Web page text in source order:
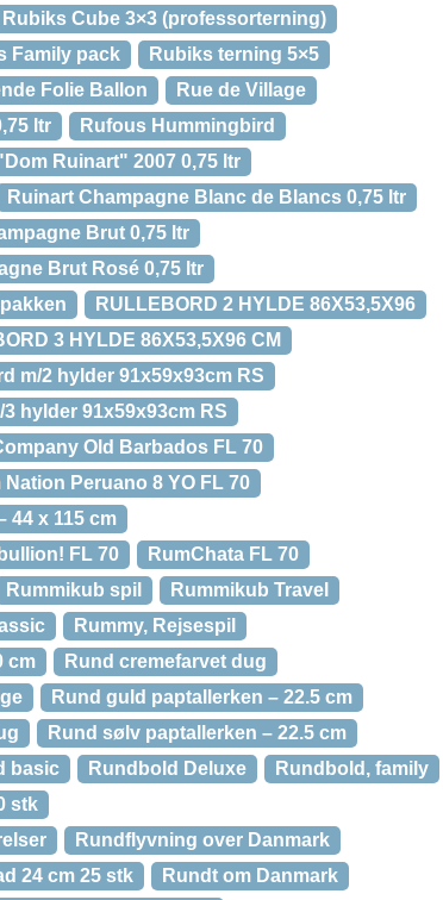
Rubiks Cube 3×3 (professorterning)
Family pack
Rubiks terning 5×5
Folie Ballon
Rue de Village
ltr
Rufous Hummingbird
Ruinart" 2007 0,75 ltr
Ruinart Champagne Blanc de Blancs 0,75 ltr
Brut 0,75 ltr
Brut Rosé 0,75 ltr
RULLEBORD 2 HYLDE 86X53,5X96
3 HYLDE 86X53,5X96 CM
m/2 hylder 91x59x93cm RS
hylder 91x59x93cm RS
Old Barbados FL 70
Nation Peruano 8 YO FL 70
44 x 115 cm
FL 70
RumChata FL 70
Rummikub spil
Rummikub Travel
Rummy, Rejsespil
cm
Rund cremefarvet dug
Rund guld paptallerken – 22.5 cm
Rund sølv paptallerken – 22.5 cm
basic Rundbold Deluxe
Rundbold, family
stk
Rundflyvning over Danmark
24 cm 25 stk
Rundt om Danmark